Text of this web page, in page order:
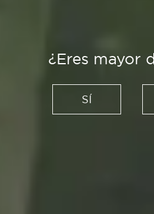
¿Eres mayor
SÍ
Creadores
Esta es la
la ciencia, nos